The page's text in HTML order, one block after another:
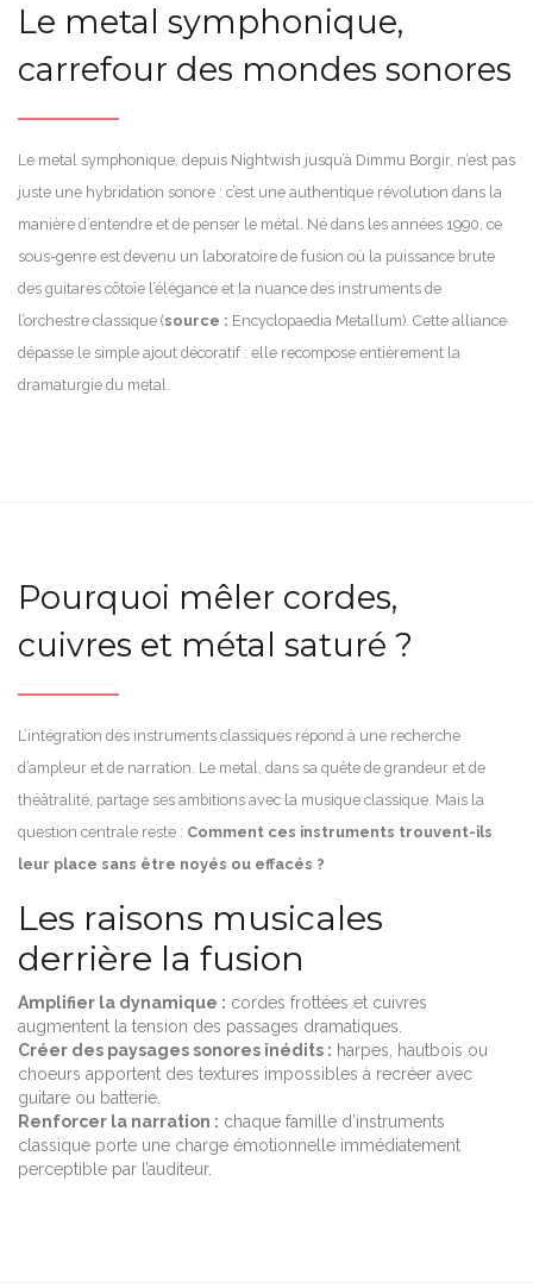
Le metal symphonique,
carrefour des mondes sonores
Le metal symphonique, depuis Nightwish jusqu’à Dimmu Borgir, n’est pas
juste une hybridation sonore : c’est une authentique révolution dans la
manière d’entendre et de penser le métal. Né dans les années 1990, ce
sous-genre est devenu un laboratoire de fusion où la puissance brute
des guitares côtoie l’élégance et la nuance des instruments de
l’orchestre classique (source : Encyclopaedia Metallum). Cette alliance
dépasse le simple ajout décoratif : elle recompose entièrement la
dramaturgie du metal.
Pourquoi mêler cordes,
cuivres et métal saturé ?
L’intégration des instruments classiques répond à une recherche
d’ampleur et de narration. Le metal, dans sa quête de grandeur et de
théâtralité, partage ses ambitions avec la musique classique. Mais la
question centrale reste : Comment ces instruments trouvent-ils
leur place sans être noyés ou effacés ?
Les raisons musicales
derrière la fusion
Amplifier la dynamique : cordes frottées et cuivres
augmentent la tension des passages dramatiques.
Créer des paysages sonores inédits : harpes, hautbois ou
choeurs apportent des textures impossibles à recréer avec
guitare ou batterie.
Renforcer la narration : chaque famille d’instruments
classique porte une charge émotionnelle immédiatement
perceptible par l’auditeur.